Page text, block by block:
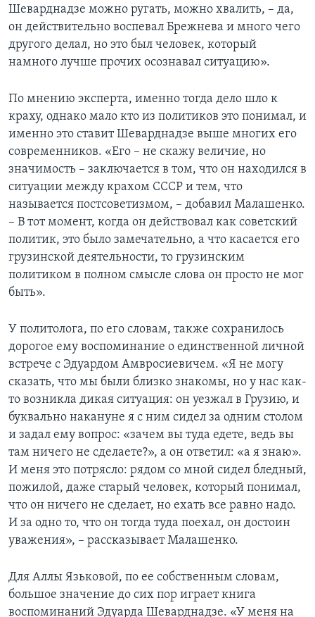
Шеварднадзе можно ругать, можно хвалить, – да,
он действительно воспевал Брежнева и много чего
другого делал, но это был человек, который
намного лучше прочих осознавал ситуацию».
По мнению эксперта, именно тогда дело шло к
краху, однако мало кто из политиков это понимал, и
именно это ставит Шеварднадзе выше многих его
современников. «Его – не скажу величие, но
значимость – заключается в том, что он находился в
ситуации между крахом СССР и тем, что
называется постсоветизмом, – добавил Малашенко.
– В тот момент, когда он действовал как советский
политик, это было замечательно, а что касается его
грузинской деятельности, то грузинским
политиком в полном смысле слова он просто не мог
быть».
У политолога, по его словам, также сохранилось
дорогое ему воспоминание о единственной личной
встрече с Эдуардом Амвросиевичем. «Я не могу
сказать, что мы были близко знакомы, но у нас как-
то возникла дикая ситуация: он уезжал в Грузию, и
буквально накануне я с ним сидел за одним столом
и задал ему вопрос: «зачем вы туда едете, ведь вы
там ничего не сделаете?», а он ответил: «а я знаю».
И меня это потрясло: рядом со мной сидел бледный,
пожилой, даже старый человек, который понимал,
что он ничего не сделает, но ехать все равно надо.
И за одно то, что он тогда туда поехал, он достоин
уважения», – рассказывает Малашенко.
Для Аллы Язьковой, по ее собственным словам,
большое значение до сих пор играет книга
воспоминаний Эдуарда Шеварднадзе. «У меня на